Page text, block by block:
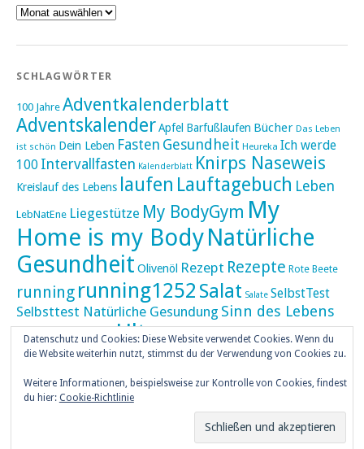
Archiv
SCHLAGWÖRTER
100 Jahre Adventkalenderblatt
AdventskalenderApfel Barfußlaufen Bücher Das Leben
ist schön Dein Leben Fasten Gesundheit Heureka Ich werde
100 Intervallfasten Kalenderblatt Knirps Naseweis
Kreislauf des Lebens laufen Lauftagebuch Leben
LebNatEne Liegestütze My BodyGym My
Home is my BodyNatürliche
Gesundheit Olivenöl Rezept Rezepte Rote Beete
running running1252 Salat Salate SelbstTest
Selbsttest Natürliche Gesundung Sinn des Lebens
Skaten Tageskalender UltraUltramarathon
umZEITZUerLEBENWeihnachten
Weihnachtskalenderweiser UHU
ZEITZULEBENÜberlebenswissen
Datenschutz und Cookies: Diese Website verwendet Cookies. Wenn du
die Website weiterhin nutzt, stimmst du der Verwendung von Cookies zu.
Weitere Informationen, beispielsweise zur Kontrolle von Cookies, findest
du hier: Cookie-Richtlinie